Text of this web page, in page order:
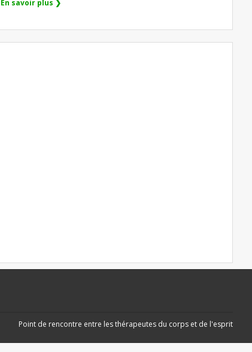
En savoir plus ❯
Point de rencontre entre les thérapeutes du corps et de l'esprit